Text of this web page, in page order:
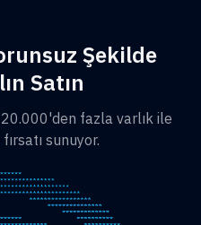
Şekilde
Satın
fazla varlık ile
sunuyor.